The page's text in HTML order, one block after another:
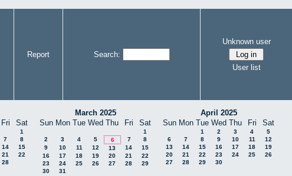
Report Search:
Unknown user
User list
Fri Sat
1
7
8
14
15
21
22
28
March 2025
Sun Mon Tue Wed Thu Fri Sat
1
2
3 4 5 6 7
8
9
10 11 12 13 14
15
16
17 18 19 20 21
22
23
24 25 26 27 28
29
30
31
April 2025
Sun Mon Tue Wed Thu Fri Sat
1 2 3 4
5
6
7 8 9 10 11
12
13
14 15 16 17 18
19
20
21 22 23 24 25
26
27
28 29 30